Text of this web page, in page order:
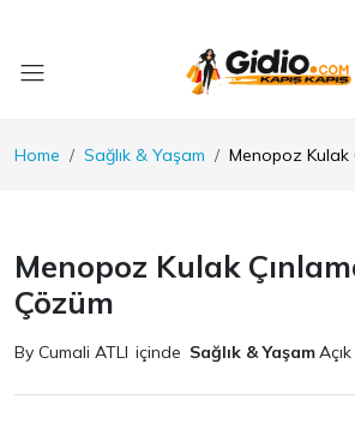
Home Sağlık & Yaşam Menopoz Kulak
Menopoz Kulak
Çözüm
By Cumali ATLI içinde Sağlık & YaşamAçık